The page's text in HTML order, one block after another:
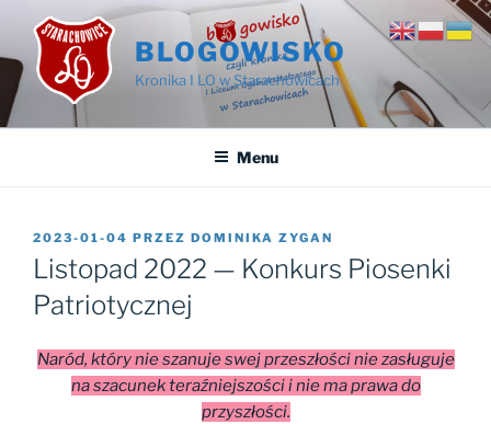
Przejdź
treści
BLOGOWISKO
Kronika I LO w Starachowicach
Menu
OPUBLIKOWANE
W
2023-01-04 PRZEZ DOMINIKA ZYGAN
Listopad 2022 — Konkurs Piosenki
Patriotycznej
Naród, który nie szanuje swej przeszłości nie zasługuje
na szacunek teraźniejszości i nie ma prawa do
przyszłości.